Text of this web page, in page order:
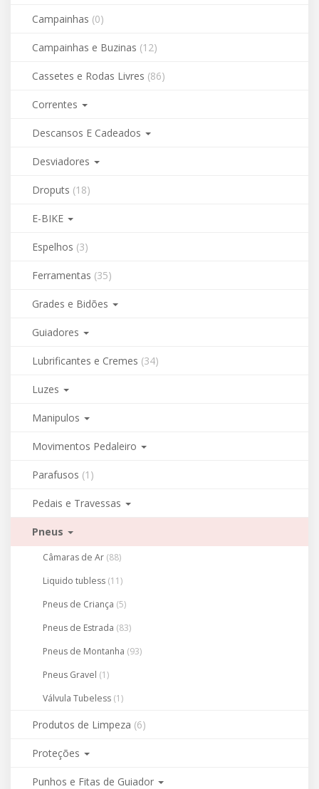
Campainhas (0)
Campainhas e Buzinas (12)
Cassetes e Rodas Livres (86)
Correntes
Descansos E Cadeados
Desviadores
Droputs (18)
E-BIKE
Espelhos (3)
Ferramentas (35)
Grades e Bidões
Guiadores
Lubrificantes e Cremes (34)
Luzes
Manipulos
Movimentos Pedaleiro
Parafusos (1)
Pedais e Travessas
Pneus
Câmaras de Ar (88)
Liquido tubless (11)
Pneus de Criança (5)
Pneus de Estrada (83)
Pneus de Montanha (93)
Pneus Gravel (1)
Válvula Tubeless (1)
Produtos de Limpeza (6)
Proteções
Punhos e Fitas de Guiador